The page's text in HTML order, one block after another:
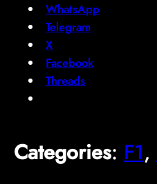
WhatsApp
Telegram
X
Facebook
Threads
Categories: F1,